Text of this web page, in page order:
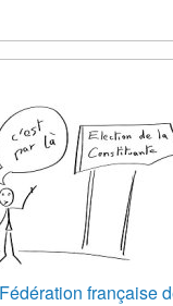
française